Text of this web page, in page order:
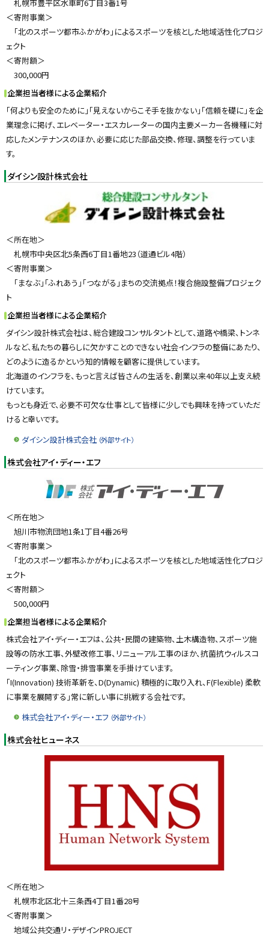
札幌市豊平区水車町6丁目3番1号
＜寄附事業＞
「北のスポーツ都市ふかがわ」によるスポーツを核とした地域活性化プロジ
ェクト
＜寄附額＞
300,000円
企業担当者様による企業紹介
「何よりも安全のために」「見えないからこそ手を抜かない」「信頼を礎に」を企
業理念に掲げ、エレベーター・エスカレーターの国内主要メーカー各機種に対
応したメンテナンスのほか、必要に応じた部品交換、修理、調整を行っていま
す。
ダイシン設計株式会社
＜所在地＞
札幌市中央区北5条西6丁目1番地23（道通ビル4階）
＜寄附事業＞
「まなぶ」「ふれあう」「つながる」まちの交流拠点！複合施設整備プロジェク
ト
企業担当者様による企業紹介
ダイシン設計株式会社は、総合建設コンサルタントとして、道路や橋梁、トンネ
ルなど、私たちの暮らしに欠かすことのできない社会インフラの整備にあたり、
どのように造るかという知的情報を顧客に提供しています。
北海道のインフラを、もっと言えば皆さんの生活を、創業以来40年以上支え続
けています。
もっとも身近で、必要不可欠な仕事として皆様に少しでも興味を持っていただ
けると幸いです。
ダイシン設計株式会社 （外部サイト）
株式会社アイ・ディー・エフ
＜所在地＞
旭川市物流団地1条1丁目4番26号
＜寄附事業＞
「北のスポーツ都市ふかがわ」によるスポーツを核とした地域活性化プロジ
ェクト
＜寄附額＞
500,000円
企業担当者様による企業紹介
株式会社アイ・ディー・エフは、公共・民間の建築物、土木構造物、スポーツ施
設等の防水工事、外壁改修工事、リニューアル工事のほか、抗菌抗ウィルスコ
ーティング事業、除雪・排雪事業を手掛けています。
「I(Innovation) 技術革新を、D(Dynamic) 積極的に取り入れ、F(Flexible) 柔軟
に事業を展開する」常に新しい事に挑戦する会社です。
株式会社アイ・ディー・エフ （外部サイト）
株式会社ヒューネス
＜所在地＞
札幌市北区北十三条西4丁目1番28号
＜寄附事業＞
地域公共交通リ・デザインPROJECT